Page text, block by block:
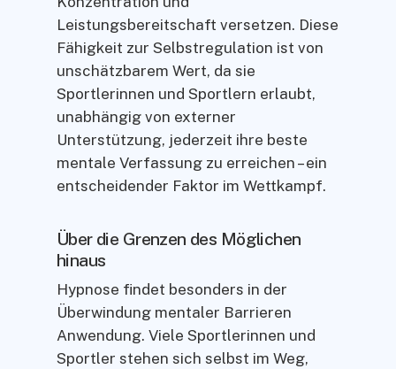
Leistungsbereitschaft versetzen. Diese
Fähigkeit zur Selbstregulation ist von
unschätzbarem Wert, da sie
Sportlerinnen und Sportlern erlaubt,
unabhängig von externer
Unterstützung, jederzeit ihre beste
mentale Verfassung zu erreichen – ein
entscheidender Faktor im Wettkampf.
Über die Grenzen des Möglichen
hinaus
Hypnose findet besonders in der
Überwindung mentaler Barrieren
Anwendung. Viele Sportlerinnen und
Sportler stehen sich selbst im Weg,